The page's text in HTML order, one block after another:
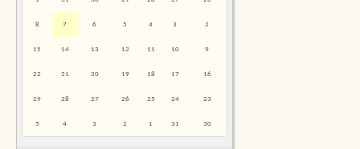
2
3
4
5
6
7
8
9
10
11
12
13
14
15
16
17
18
19
20
21
22
23
24
25
26
27
28
29
30
31
1
2
3
4
5